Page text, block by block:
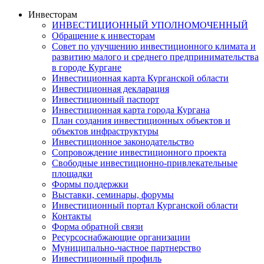
Инвесторам
ИНВЕСТИЦИОННЫЙ УПОЛНОМОЧЕННЫЙ
Обращение к инвесторам
Совет по улучшению инвестиционного климата и
развитию малого и среднего предпринимательства
в городе Кургане
Инвестиционная карта Курганской области
Инвестиционная декларация
Инвестиционный паспорт
Инвестиционная карта города Кургана
План создания инвестиционных объектов и
объектов инфраструктуры
Инвестиционное законодательство
Сопровождение инвестиционного проекта
Свободные инвестиционно-привлекательные
площадки
Формы поддержки
Выставки, семинары, форумы
Инвестиционный портал Курганской области
Контакты
Форма обратной связи
Ресурсоснабжающие организации
Муниципально-частное партнерство
Инвестиционный профиль